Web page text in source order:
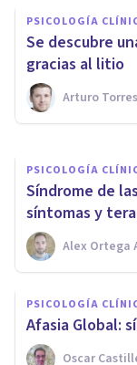
PSICOLOGÍA
Se descubre
gracias al litio
Arturo Torres
terapia
Oscar
PSICOLOGÍA
​Síndrome de
síntomas y
Alex Ortega
PSICOLOGÍA
​Afasia Global:
Oscar